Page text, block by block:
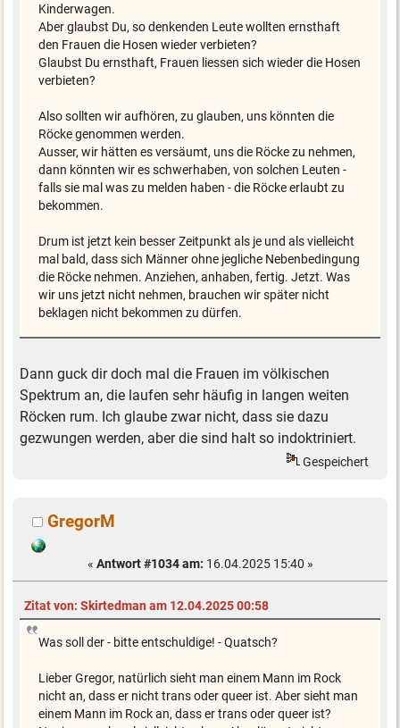
Kinderwagen.
Aber glaubst Du, so denkenden Leute wollten ernsthaft
den Frauen die Hosen wieder verbieten?
Glaubst Du ernsthaft, Frauen liessen sich wieder die Hosen
verbieten?
Also sollten wir aufhören, zu glauben, uns könnten die
Röcke genommen werden.
Ausser, wir hätten es versäumt, uns die Röcke zu nehmen,
dann könnten wir es schwerhaben, von solchen Leuten -
falls sie mal was zu melden haben - die Röcke erlaubt zu
bekommen.
Drum ist jetzt kein besser Zeitpunkt als je und als vielleicht
mal bald, dass sich Männer ohne jegliche Nebenbedingung
die Röcke nehmen. Anziehen, anhaben, fertig. Jetzt. Was
wir uns jetzt nicht nehmen, brauchen wir später nicht
beklagen nicht bekommen zu dürfen.
Dann guck dir doch mal die Frauen im völkischen
Spektrum an, die laufen sehr häufig in langen weiten
Röcken rum. Ich glaube zwar nicht, dass sie dazu
gezwungen werden, aber die sind halt so indoktriniert.
Gespeichert
GregorM
« Antwort #1034 am: 16.04.2025 15:40 »
Zitat von: Skirtedman am 12.04.2025 00:58
Was soll der - bitte entschuldige! - Quatsch?
Lieber Gregor, natürlich sieht man einem Mann im Rock
nicht an, dass er nicht trans oder queer ist. Aber sieht man
einem Mann im Rock an, dass er trans oder queer ist?